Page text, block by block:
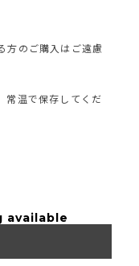
方のご購入はご遠慮
常温で保存してくだ
available